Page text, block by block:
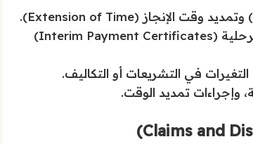
شرح آليات الدفع المالي (Payment Procedures) والشهادات المرحلية (Interim Payment Certificates)
وإجراءات تمديد الوقت.